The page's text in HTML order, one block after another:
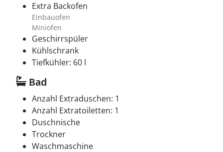
Extra Backofen
Einbauofen
Miniofen
Geschirrspüler
Kühlschrank
Tiefkühler: 60 l
Bad
Anzahl Extraduschen: 1
Anzahl Extratoiletten: 1
Duschnische
Trockner
Waschmaschine